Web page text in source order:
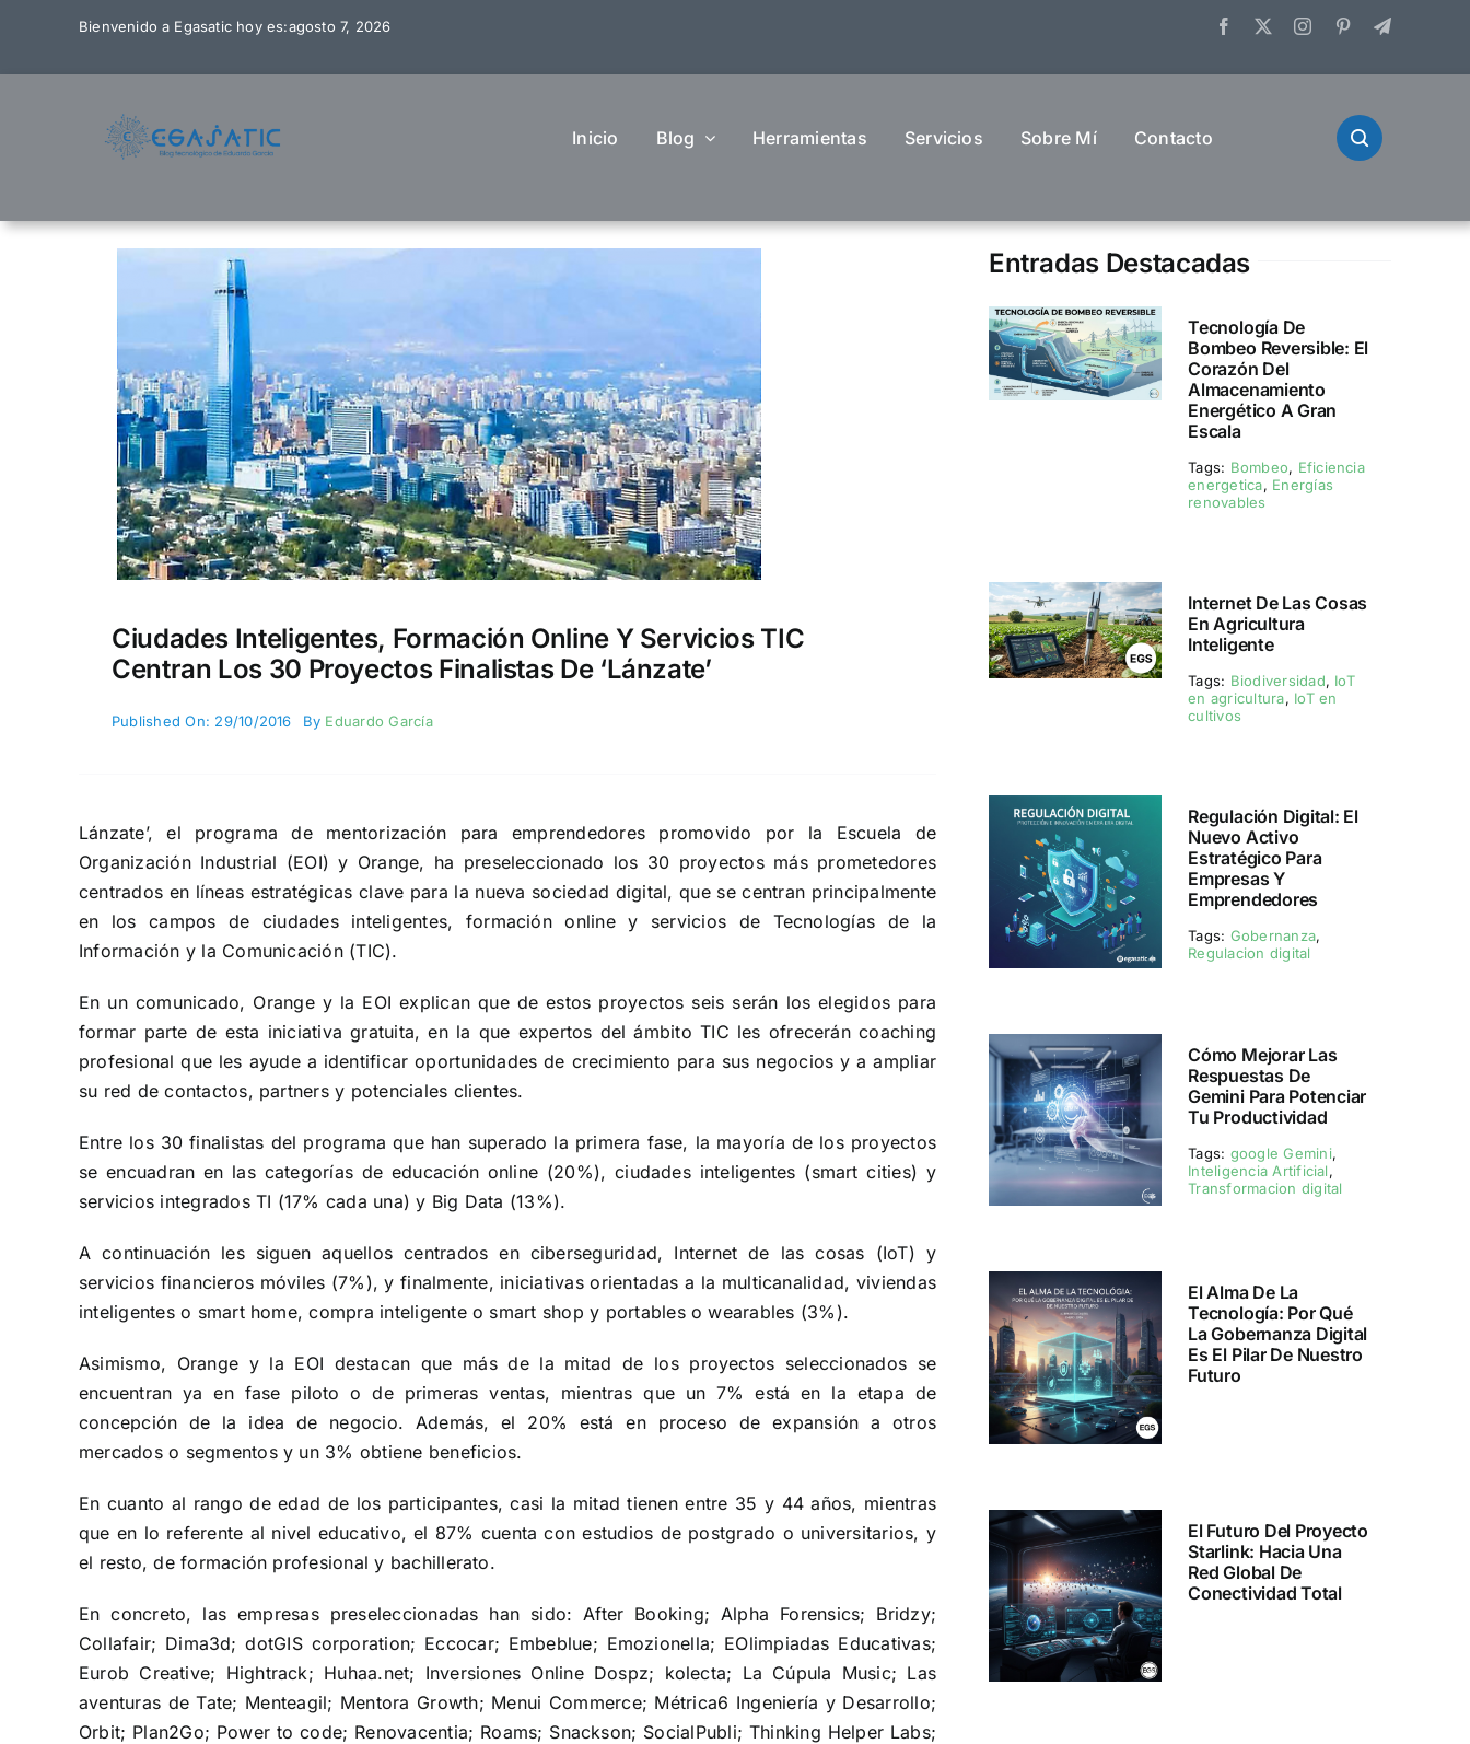
content
Bienvenido a Egasatic hoy es:agosto 7, 2026
Inicio Blog Herramientas Servicios Sobre Mí Contacto
Ciudades Inteligentes, Formación Online Y Servicios TIC
Centran Los 30 Proyectos Finalistas De ‘Lánzate’
Published On: 29/10/2016 By Eduardo García
Lánzate’, el programa de mentorización para emprendedores promovido por la Escuela de
Organización Industrial (EOI) y Orange, ha preseleccionado los 30 proyectos más prometedores
centrados en líneas estratégicas clave para la nueva sociedad digital, que se centran principalmente
en los campos de ciudades inteligentes, formación online y servicios de Tecnologías de la
Información y la Comunicación (TIC).
En un comunicado, Orange y la EOI explican que de estos proyectos seis serán los elegidos para
formar parte de esta iniciativa gratuita, en la que expertos del ámbito TIC les ofrecerán coaching
profesional que les ayude a identificar oportunidades de crecimiento para sus negocios y a ampliar
su red de contactos, partners y potenciales clientes.
Entre los 30 finalistas del programa que han superado la primera fase, la mayoría de los proyectos
se encuadran en las categorías de educación online (20%), ciudades inteligentes (smart cities) y
servicios integrados TI (17% cada una) y Big Data (13%).
A continuación les siguen aquellos centrados en ciberseguridad, Internet de las cosas (IoT) y
servicios financieros móviles (7%), y finalmente, iniciativas orientadas a la multicanalidad, viviendas
inteligentes o smart home, compra inteligente o smart shop y portables o wearables (3%).
Asimismo, Orange y la EOI destacan que más de la mitad de los proyectos seleccionados se
encuentran ya en fase piloto o de primeras ventas, mientras que un 7% está en la etapa de
concepción de la idea de negocio. Además, el 20% está en proceso de expansión a otros
mercados o segmentos y un 3% obtiene beneficios.
En cuanto al rango de edad de los participantes, casi la mitad tienen entre 35 y 44 años, mientras
que en lo referente al nivel educativo, el 87% cuenta con estudios de postgrado o universitarios, y
el resto, de formación profesional y bachillerato.
En concreto, las empresas preseleccionadas han sido: After Booking; Alpha Forensics; Bridzy;
Collafair; Dima3d; dotGIS corporation; Eccocar; Embeblue; Emozionella; EOlimpiadas Educativas;
Eurob Creative; Hightrack; Huhaa.net; Inversiones Online Dospz; kolecta; La Cúpula Music; Las
aventuras de Tate; Menteagil; Mentora Growth; Menui Commerce; Métrica6 Ingeniería y Desarrollo;
Orbit; Plan2Go; Power to code; Renovacentia; Roams; Snackson; SocialPubli; Thinking Helper Labs;
Entradas Destacadas
Tecnología De
Bombeo Reversible: El
Corazón Del
Almacenamiento
Energético A Gran
Escala
Tags: Bombeo, Eficiencia
energetica, Energías
renovables
Internet De Las Cosas
En Agricultura
Inteligente
Tags: Biodiversidad, IoT
en agricultura, IoT en
cultivos
Regulación Digital: El
Nuevo Activo
Estratégico Para
Empresas Y
Emprendedores
Tags: Gobernanza,
Regulacion digital
Cómo Mejorar Las
Respuestas De
Gemini Para Potenciar
Tu Productividad
Tags: google Gemini,
Inteligencia Artificial,
Transformacion digital
El Alma De La
Tecnología: Por Qué
La Gobernanza Digital
Es El Pilar De Nuestro
Futuro
El Futuro Del Proyecto
Starlink: Hacia Una
Red Global De
Conectividad Total